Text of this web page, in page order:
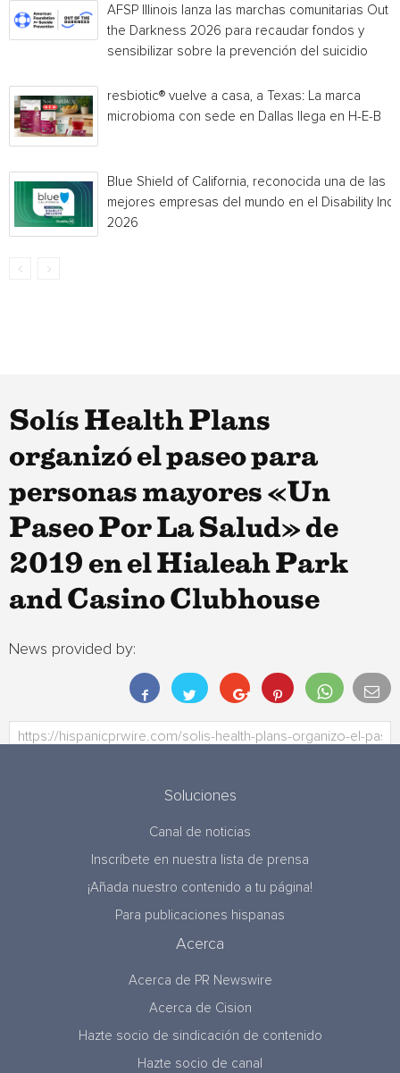
AFSP Illinois lanza las marchas comunitarias Out
the Darkness 2026 para recaudar fondos y
sensibilizar sobre la prevención del suicidio
resbiotic® vuelve a casa, a Texas: La marca
microbioma con sede en Dallas llega en H-E-B
Blue Shield of California, reconocida una de las
mejores empresas del mundo en el Disability
2026
Solís Health Plans
organizó el paseo para
personas mayores «Un
Paseo Por La Salud» de
2019 en el Hialeah Park
and Casino Clubhouse
News provided by:
Soluciones
Canal de noticias
Inscríbete en nuestra lista de prensa
¡Añada nuestro contenido a tu página!
Para publicaciones hispanas
Acerca
Acerca de PR Newswire
Acerca de Cision
Hazte socio de sindicación de contenido
Hazte socio de canal